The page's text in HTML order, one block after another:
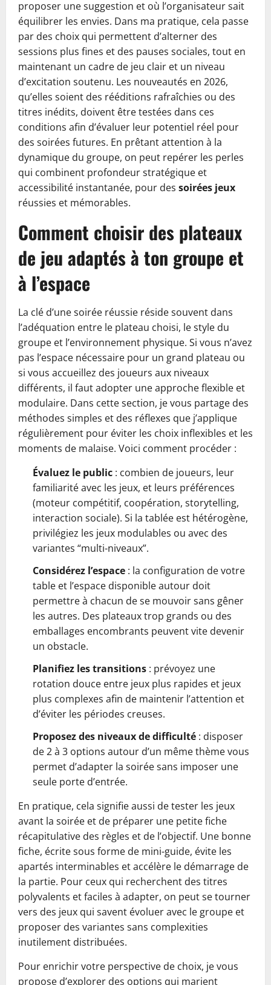
proposer une suggestion et où l’organisateur sait
équilibrer les envies. Dans ma pratique, cela passe
par des choix qui permettent d’alterner des
sessions plus fines et des pauses sociales, tout en
maintenant un cadre de jeu clair et un niveau
d’excitation soutenu. Les nouveautés en 2026,
qu’elles soient des rééditions rafraîchies ou des
titres inédits, doivent être testées dans ces
conditions afin d’évaluer leur potentiel réel pour
des soirées futures. En prêtant attention à la
dynamique du groupe, on peut repérer les perles
qui combinent profondeur stratégique et
accessibilité instantanée, pour des soirées jeux
réussies et mémorables.
Comment choisir des plateaux
de jeu adaptés à ton groupe et
à l’espace
La clé d’une soirée réussie réside souvent dans
l’adéquation entre le plateau choisi, le style du
groupe et l’environnement physique. Si vous n’avez
pas l’espace nécessaire pour un grand plateau ou
si vous accueillez des joueurs aux niveaux
différents, il faut adopter une approche flexible et
modulaire. Dans cette section, je vous partage des
méthodes simples et des réflexes que j’applique
régulièrement pour éviter les choix inflexibles et les
moments de malaise. Voici comment procéder :
Évaluez le public : combien de joueurs, leur
familiarité avec les jeux, et leurs préférences
(moteur compétitif, coopération, storytelling,
interaction sociale). Si la tablée est hétérogène,
privilégiez les jeux modulables ou avec des
variantes “multi-niveaux”.
Considérez l’espace : la configuration de votre
table et l’espace disponible autour doit
permettre à chacun de se mouvoir sans gêner
les autres. Des plateaux trop grands ou des
emballages encombrants peuvent vite devenir
un obstacle.
Planifiez les transitions : prévoyez une
rotation douce entre jeux plus rapides et jeux
plus complexes afin de maintenir l’attention et
d’éviter les périodes creuses.
Proposez des niveaux de difficulté : disposer
de 2 à 3 options autour d’un même thème vous
permet d’adapter la soirée sans imposer une
seule porte d’entrée.
En pratique, cela signifie aussi de tester les jeux
avant la soirée et de préparer une petite fiche
récapitulative des règles et de l’objectif. Une bonne
fiche, écrite sous forme de mini-guide, évite les
apartés interminables et accélère le démarrage de
la partie. Pour ceux qui recherchent des titres
polyvalents et faciles à adapter, on peut se tourner
vers des jeux qui savent évoluer avec le groupe et
proposer des variantes sans complexities
inutilement distribuées.
Pour enrichir votre perspective de choix, je vous
propose d’explorer des options qui marient